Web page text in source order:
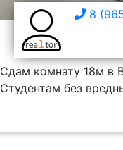
8
Сдам комнату 18м в
Студентам без